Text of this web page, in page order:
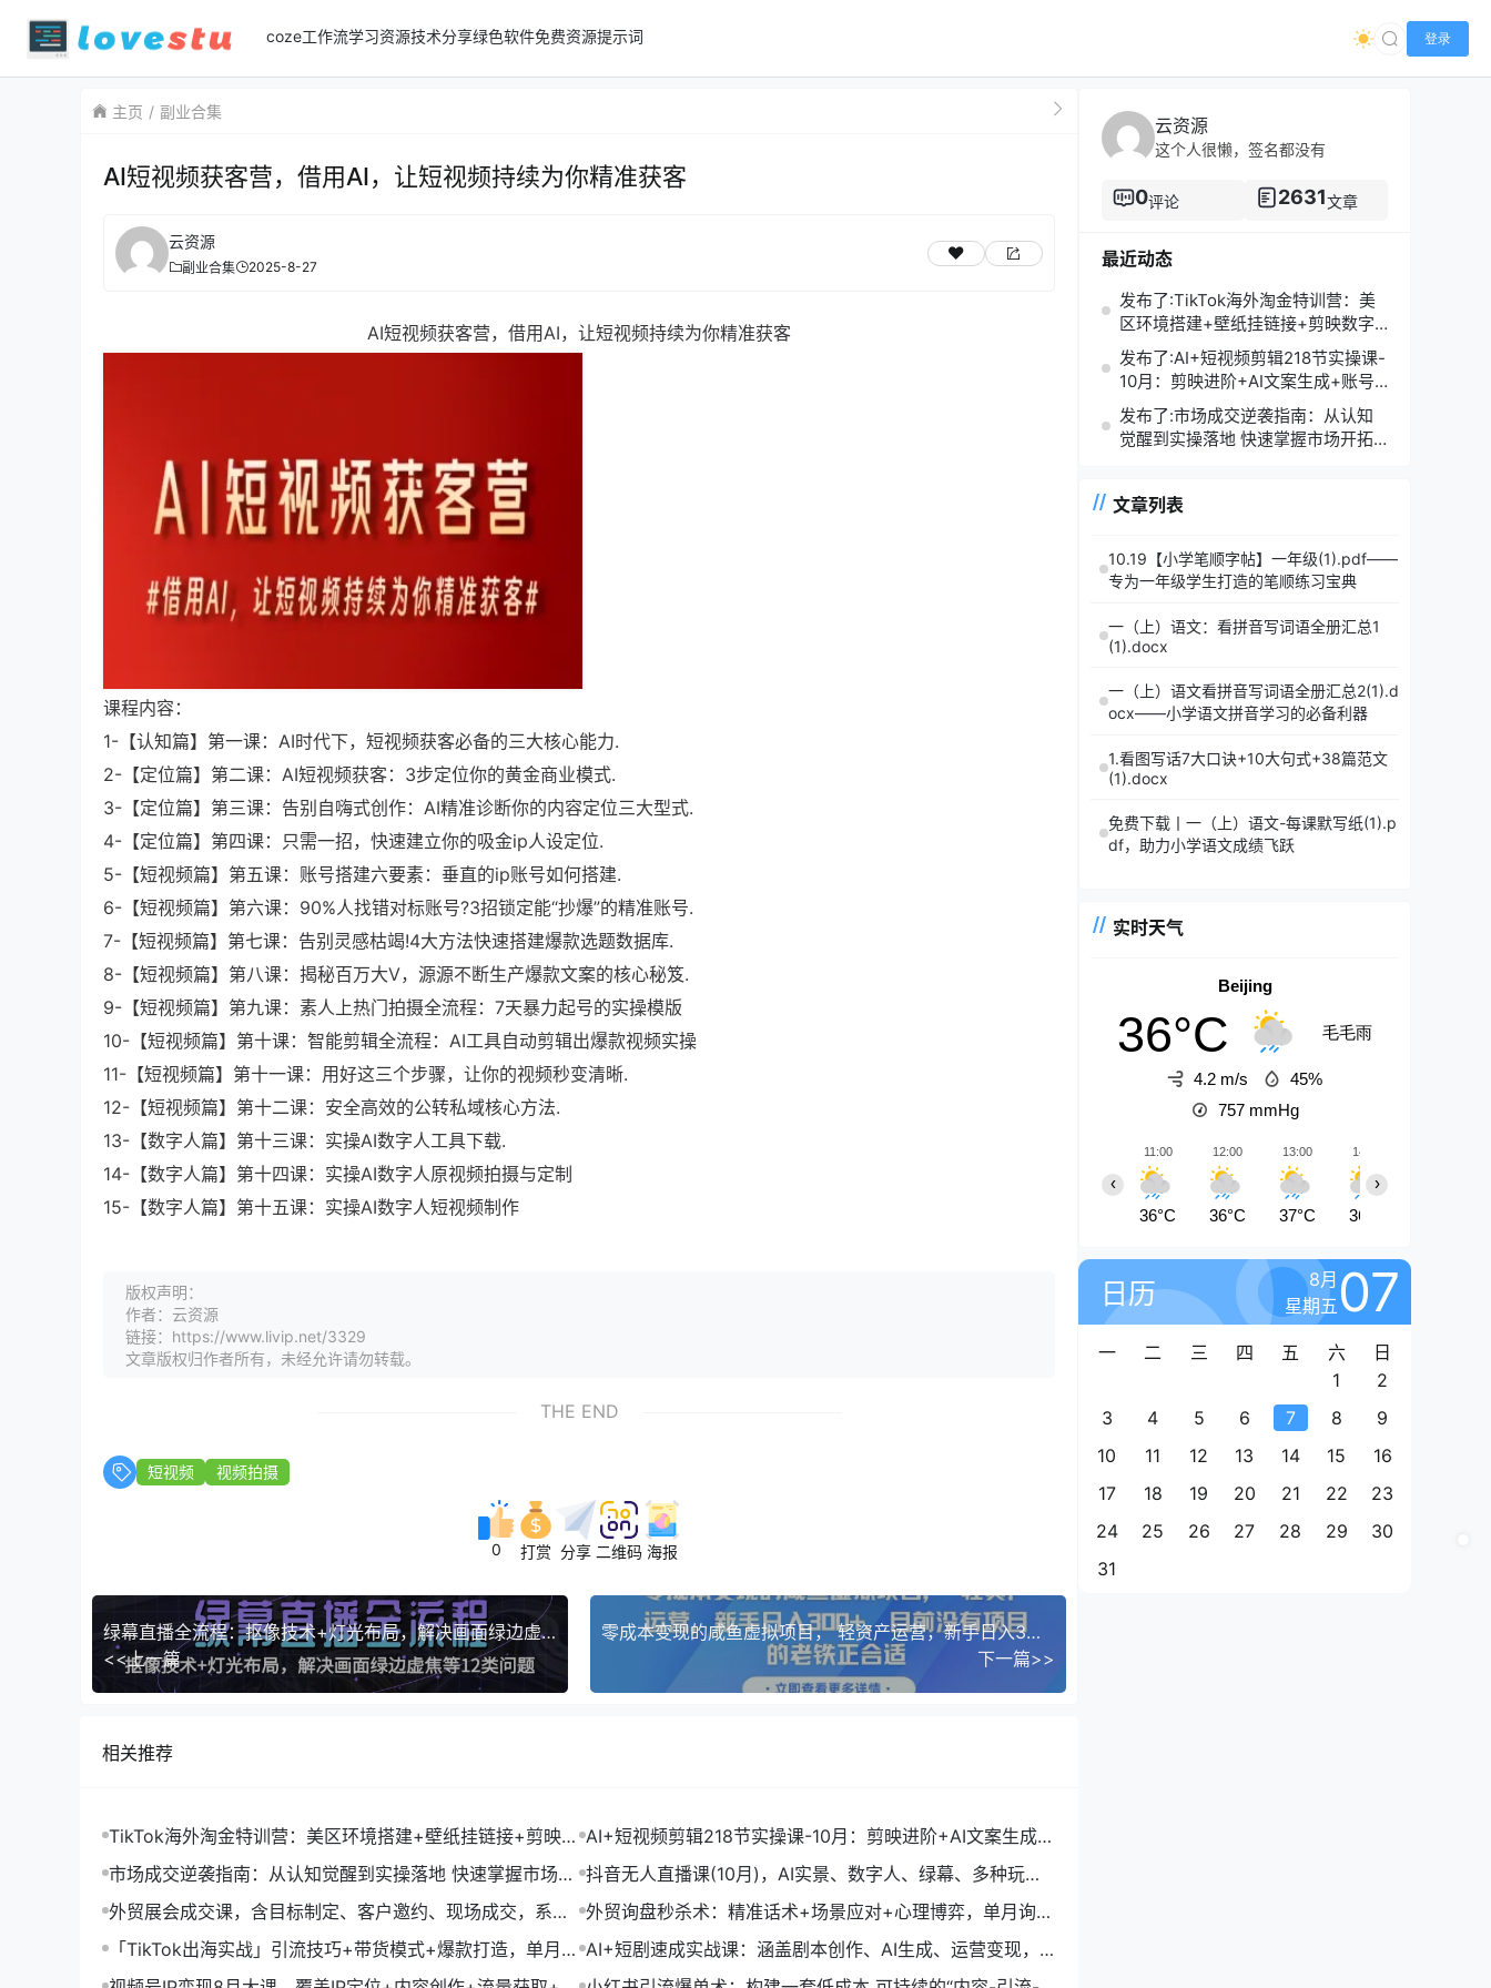
coze工作流学习资源技术分享绿色软件免费资源提示词 登录
主页 副业合集
AI短视频获客营，借用AI，让短视频持续为你精准获客
云资源
副业合集 2025-8-27
AI短视频获客营，借用AI，让短视频持续为你精准获客
课程内容：
1-【认知篇】第一课：AI时代下，短视频获客必备的三大核心能力.
2-【定位篇】第二课：AI短视频获客：3步定位你的黄金商业模式.
3-【定位篇】第三课：告别自嗨式创作：AI精准诊断你的内容定位三大型式.
4-【定位篇】第四课：只需一招，快速建立你的吸金ip人设定位.
5-【短视频篇】第五课：账号搭建六要素：垂直的ip账号如何搭建.
6-【短视频篇】第六课：90%人找错对标账号?3招锁定能“抄爆”的精准账号.
7-【短视频篇】第七课：告别灵感枯竭!4大方法快速搭建爆款选题数据库.
8-【短视频篇】第八课：揭秘百万大V，源源不断生产爆款文案的核心秘笈.
9-【短视频篇】第九课：素人上热门拍摄全流程：7天暴力起号的实操模版
10-【短视频篇】第十课：智能剪辑全流程：AI工具自动剪辑出爆款视频实操
11-【短视频篇】第十一课：用好这三个步骤，让你的视频秒变清晰.
12-【短视频篇】第十二课：安全高效的公转私域核心方法.
13-【数字人篇】第十三课：实操AI数字人工具下载.
14-【数字人篇】第十四课：实操AI数字人原视频拍摄与定制
15-【数字人篇】第十五课：实操AI数字人短视频制作
版权声明：
作者：云资源
链接：https://www.livip.net/3329
文章版权归作者所有，未经允许请勿转载。
THE END
短视频 视频拍摄
0 打赏 分享 二维码 海报
绿幕直播全流程：抠像技术+灯光布局，解决画面绿边虚焦等12类问题
<<上一篇
零成本变现的咸鱼虚拟项目， 轻资产运营，新手日入3张+，目前没有项目的老铁正合适
下一篇>>
相关推荐
TikTok海外淘金特训营：美区环境搭建+壁纸挂链接+剪映数
字人，月入1.5万
AI+短视频剪辑218节实操课-10月：剪映进阶+AI文案生成
+账号运营，月入2万
市场成交逆袭指南：从认知觉醒到实操落地 快速掌握市场开
拓与成交核心能力
抖音无人直播课(10月)，AI实景、数字人、绿幕、多种玩
法、24小时自动盈利
外贸展会成交课，含目标制定、客户邀约、现场成交，系统
化SOP提升参展ROI
外贸询盘秒杀术：精准话术+场景应对+心理博弈，单月询盘
转化率提升200%
「TikTok出海实战」引流技巧+带货模式+爆款打造，单月变
现10万+秘籍
AI+短剧速成实战课：涵盖剧本创作、AI生成、运营变现，
单部剧收益破万
云资源
这个人很懒，签名都没有
0评论 2631文章
最近动态
发布了:TikTok海外淘金特训营：美
区环境搭建+壁纸挂链接+剪映数字
人，月入1.5万
发布了:AI+短视频剪辑218节实操课-
10月：剪映进阶+AI文案生成+账号
运营，月入2万
发布了:市场成交逆袭指南：从认知
觉醒到实操落地 快速掌握市场开拓
文章列表
10.19【小学笔顺字帖】一年级(1).pdf——
专为一年级学生打造的笔顺练习宝典
一（上）语文：看拼音写词语全册汇总1
(1).docx
一（上）语文看拼音写词语全册汇总2(1).d
ocx——小学语文拼音学习的必备利器
1.看图写话7大口诀+10大句式+38篇范文
(1).docx
免费下载丨一（上）语文-每课默写纸(1).p
df，助力小学语文成绩飞跃
实时天气
Beijing
36°C 毛毛雨
4.2 m/s
45%
757 mmHg
11:00
36°C
12:00
36°C
13:00
37°C
14:00
36°C
‹ ›
日历
8月
星期五07
一 二 三 四 五 六
日
1
2
3
4 5 6 7 8
9
10
11 12 13 14 15
16
17
18 19 20 21 22
23
24
25 26 27 28 29
30
31